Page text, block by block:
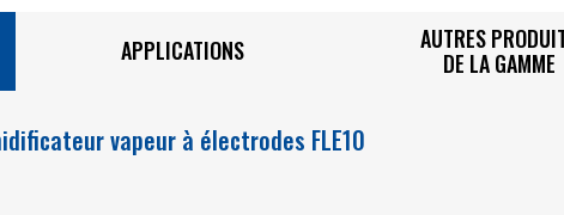
APPLICATIONS
AUTRES
DE LA GAMME
vapeur à électrodes FLE10